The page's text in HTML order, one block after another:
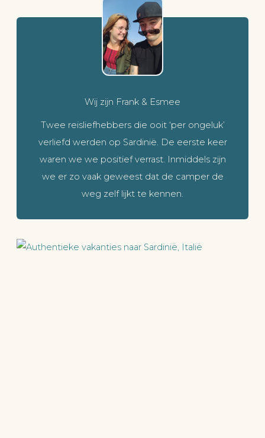
Wij zijn Frank & Esmee
Twee reisliefhebbers die ooit ‘per ongeluk’
verliefd werden op Sardinië. De eerste keer
waren we we positief verrast. Inmiddels zijn
we er zo vaak geweest dat de camper de
weg zelf lijkt te kennen.